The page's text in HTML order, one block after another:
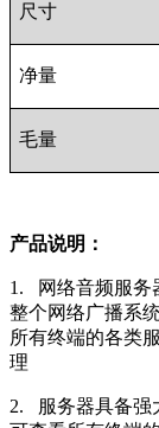
尺寸
净量
毛量
产品说明：
1. 网络音频服务
整个网络广播系
所有终端的各类
理
2. 服务器具备强